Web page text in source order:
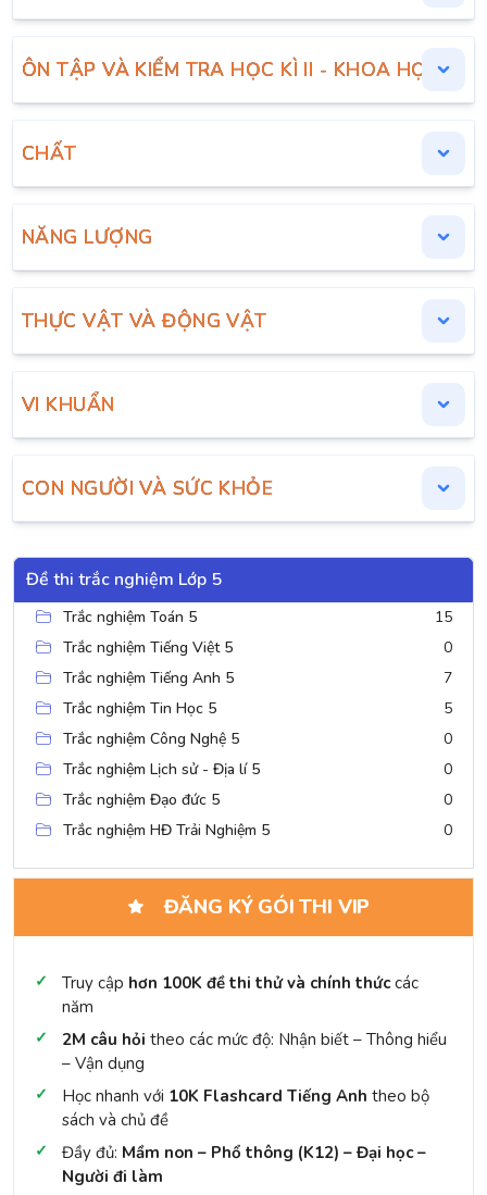
ÔN TẬP VÀ KIỂM TRA HỌC KÌ II - KHOA HỌC 5
CHẤT
NĂNG LƯỢNG
THỰC VẬT VÀ ĐỘNG VẬT
VI KHUẨN
CON NGƯỜI VÀ SỨC KHỎE
Đề thi trắc nghiệm Lớp 5
Trắc nghiệm Toán 5
15
Trắc nghiệm Tiếng Việt 5
0
Trắc nghiệm Tiếng Anh 5
7
Trắc nghiệm Tin Học 5
5
Trắc nghiệm Công Nghệ 5
0
Trắc nghiệm Lịch sử - Địa lí 5
0
Trắc nghiệm Đạo đức 5
0
Trắc nghiệm HĐ Trải Nghiệm 5
0
ĐĂNG KÝ GÓI THI VIP
Truy cập hơn 100K đề thi thử và chính thứccác
năm
2M câu hỏi theo các mức độ: Nhận biết – Thông hiểu
– Vận dụng
Học nhanh với 10K Flashcard Tiếng Anh theo bộ
sách và chủ đề
Đầy đủ: Mầm non – Phổ thông (K12) – Đại học –
Người đi làm